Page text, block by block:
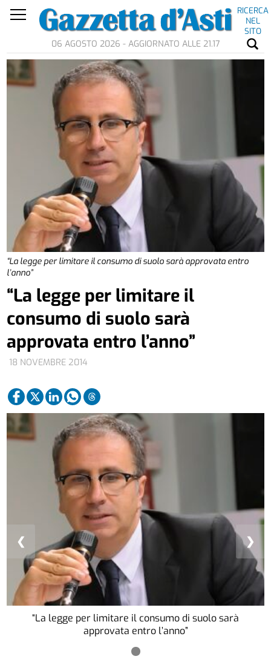
RICERCA
NEL
SITO
06 AGOSTO 2026 - AGGIORNATO ALLE 21.17
“La legge per limitare il consumo di suolo sarà approvata entro
l’anno”
18 NOVEMBRE 2014
“La legge per limitare il
consumo di suolo sarà
approvata entro l’anno”
“La legge per limitare il consumo di suolo sarà
approvata entro l’anno”
❮ ❯